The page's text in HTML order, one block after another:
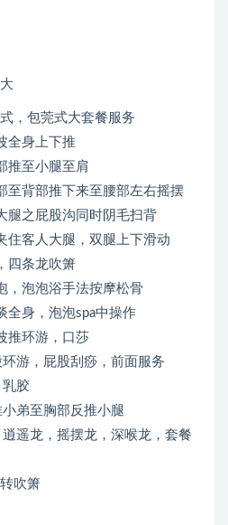
，包莞式大套餐服务
全身上下推
推至小腿至肩
至背部推下来至腰部左右摇摆
腿之屁股沟同时阴毛扫背
住客人大腿，双腿上下滑动
四条龙吹箫
，泡泡浴手法按摩松骨
全身，泡泡spa中操作
推环游，口莎
游，屁股刮痧，前面服务
乳胶
弟至胸部反推小腿
遥龙，摇摆龙，深喉龙，套餐
吹箫